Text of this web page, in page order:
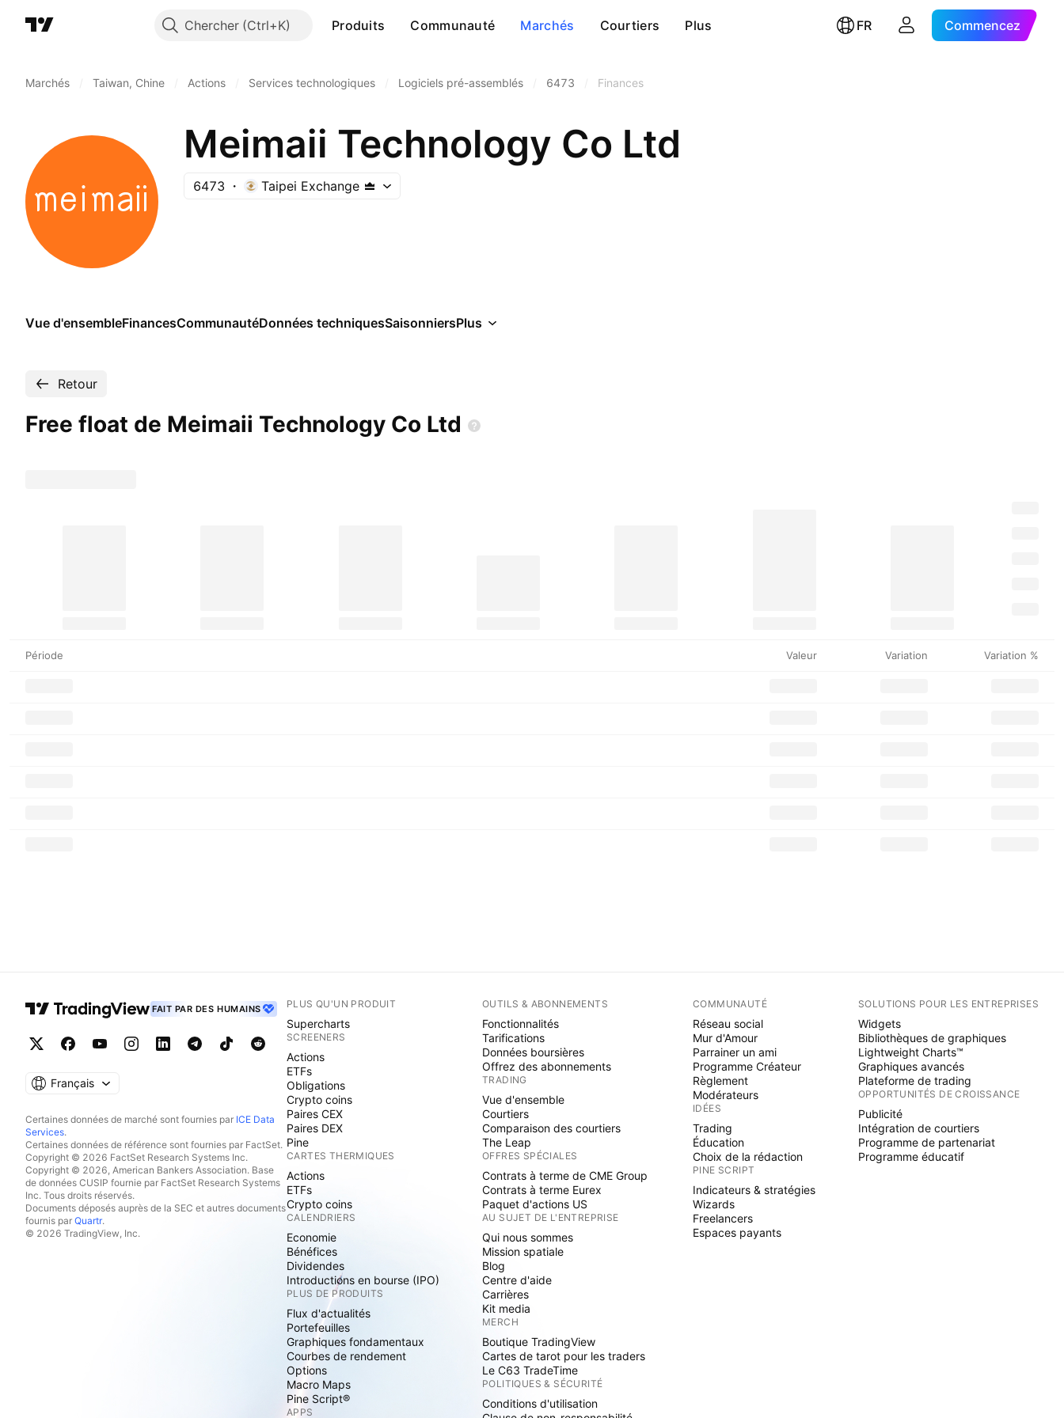
Chercher Produits Communauté Marchés Courtiers Plus FR Commencez
Marchés Taiwan, Chine Actions Services technologiques Logiciels pré-assemblés 6473 Finances
Meimaii Technology Co Ltd
6473 Taipei Exchange
Vue d'ensembleFinancesCommunautéDonnées techniquesSaisonniersPlus
Retour
Free float de Meimaii Technology Co Ltd
Période Valeur Variation Variation %
FAIT PAR DES HUMAINS
Français
Certaines données de marché sont fournies par ICE Data
Services.
Certaines données de référence sont fournies par FactSet.
Copyright © 2026 FactSet Research Systems Inc.
Copyright © 2026, American Bankers Association. Base
de données CUSIP fournie par FactSet Research Systems
Inc. Tous droits réservés.
Documents déposés auprès de la SEC et autres documents
fournis par Quartr.
© 2026 TradingView, Inc.
PLUS QU'UN PRODUIT
Supercharts
SCREENERS
Actions
ETFs
Obligations
Crypto coins
Paires CEX
Paires DEX
Pine
CARTES THERMIQUES
Actions
ETFs
Crypto coins
CALENDRIERS
Economie
Bénéfices
Dividendes
Introductions en bourse (IPO)
PLUS DE PRODUITS
Flux d'actualités
Portefeuilles
Graphiques fondamentaux
Courbes de rendement
Options
Macro Maps
Pine Script®
APPS
OUTILS & ABONNEMENTS
Fonctionnalités
Tarifications
Données boursières
Offrez des abonnements
TRADING
Vue d'ensemble
Courtiers
Comparaison des courtiers
The Leap
OFFRES SPÉCIALES
Contrats à terme de CME Group
Contrats à terme Eurex
Paquet d'actions US
AU SUJET DE L'ENTREPRISE
Qui nous sommes
Mission spatiale
Blog
Centre d'aide
Carrières
Kit media
MERCH
Boutique TradingView
Cartes de tarot pour les traders
Le C63 TradeTime
POLITIQUES & SÉCURITÉ
Conditions d'utilisation
COMMUNAUTÉ
Réseau social
Mur d'Amour
Parrainer un ami
Programme Créateur
Règlement
Modérateurs
IDÉES
Trading
Éducation
Choix de la rédaction
PINE SCRIPT
Indicateurs & stratégies
Wizards
Freelancers
Espaces payants
SOLUTIONS POUR LES ENTREPRISES
Widgets
Bibliothèques de graphiques
Lightweight Charts™
Graphiques avancés
Plateforme de trading
OPPORTUNITÉS DE CROISSANCE
Publicité
Intégration de courtiers
Programme de partenariat
Programme éducatif